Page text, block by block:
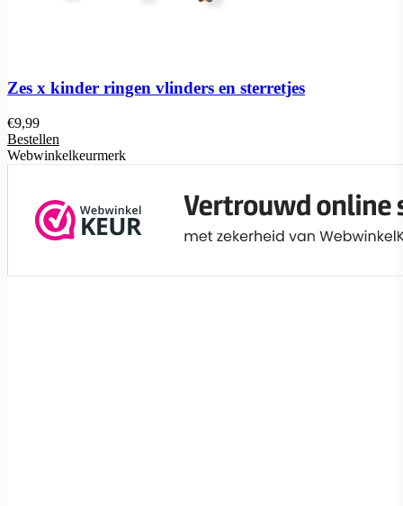
Zes x kinder ringen vlinders en sterretjes
€9,99
Bestellen
Webwinkelkeurmerk